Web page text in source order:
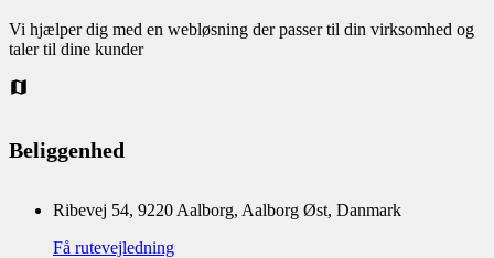
Vi hjælper dig med en webløsning der passer til din virksomhed og
taler til dine kunder
Beliggenhed
Ribevej 54, 9220 Aalborg, Aalborg Øst, Danmark
Få rutevejledning